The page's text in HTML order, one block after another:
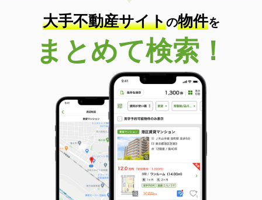
大手不動産サイトの物件を
まとめて検索！